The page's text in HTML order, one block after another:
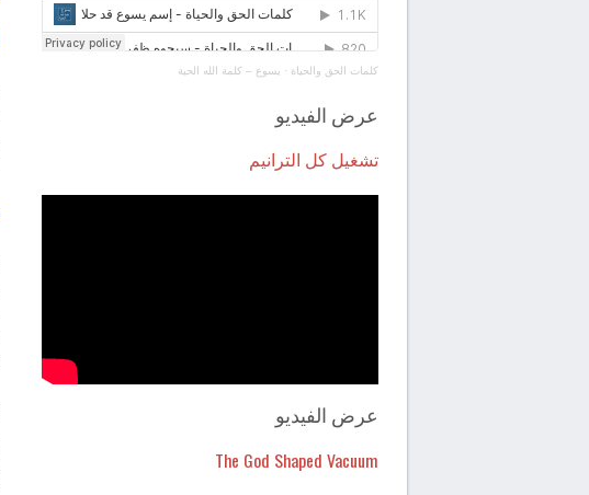
كلمات الحق والحياة · يسوع – كلمة الله الحية
عرض الفيديو
تشغيل كل الترانيم
عرض الفيديو
The God Shaped Vacuum